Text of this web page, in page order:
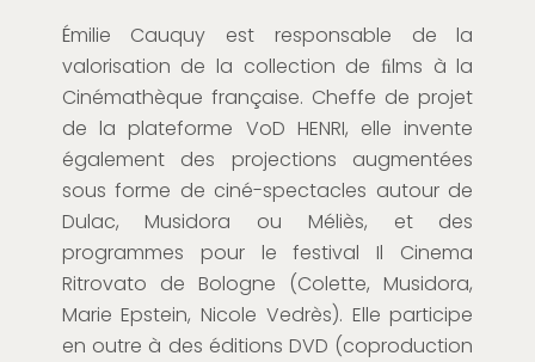
Émilie Cauquy est responsable de la
valorisation de la collection de ﬁlms à la
Cinémathèque française. Cheffe de projet
de la plateforme VoD HENRI, elle invente
également des projections augmentées
sous forme de ciné-spectacles autour de
Dulac, Musidora ou Méliès, et des
programmes pour le festival Il Cinema
Ritrovato de Bologne (Colette, Musidora,
Marie Epstein, Nicole Vedrès). Elle participe
en outre à des éditions DVD (coproduction